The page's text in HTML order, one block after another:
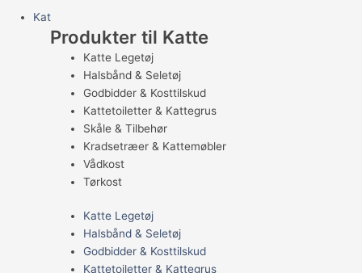
Kat
Produkter til Katte
Katte Legetøj
Halsbånd & Seletøj
Godbidder & Kosttilskud
Kattetoiletter & Kattegrus
Skåle & Tilbehør
Kradsetræer & Kattemøbler
Vådkost
Tørkost
Katte Legetøj
Halsbånd & Seletøj
Godbidder & Kosttilskud
Kattetoiletter & Kattegrus